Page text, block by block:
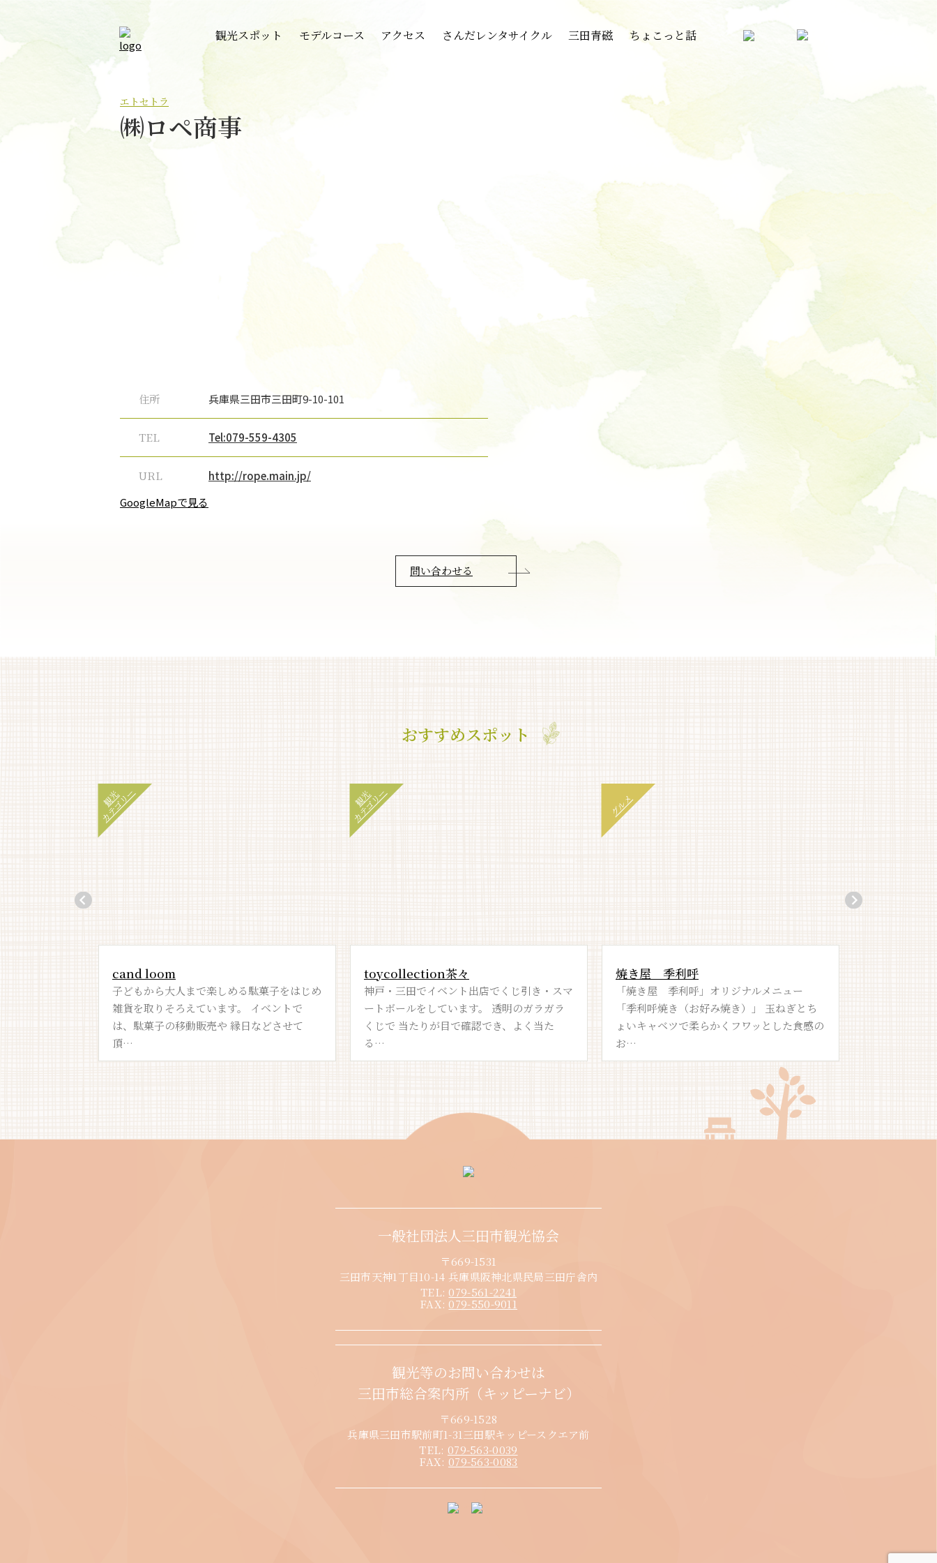
観光スポット モデルコース アクセス さんだレンタサイクル 三田青磁 ちょこっと話
エトセトラ
㈱ロペ商事
住所 兵庫県三田市三田町9-10-101
TEL Tel:079-559-4305
URL
http://rope.main.jp/
GoogleMapで見る
問い合わせる
おすすめスポット
観光
カテゴリー
cand loom
子どもから大人まで楽しめる駄菓子をはじめ
雑貨を取りそろえています。 イベントで
は、駄菓子の移動販売や 縁日などさせて
頂…
観光
カテゴリー
toycollection茶々
神戸・三田でイベント出店でくじ引き・スマ
ートボールをしています。 透明のガラガラ
くじで 当たりが目で確認でき、よく当た
る…
グルメ
焼き屋 季利呼
「焼き屋 季利呼」オリジナルメニュー
「季利呼焼き（お好み焼き）」 玉ねぎとち
ょいキャベツで柔らかくフワッとした食感の
お…
一般社団法人三田市観光協会
〒669-1531
三田市天神1丁目10-14 兵庫県阪神北県民局三田庁舎内
TEL: 079-561-2241
FAX: 079-550-9011
観光等のお問い合わせは
三田市総合案内所（キッピーナビ）
〒669-1528
兵庫県三田市駅前町1-31三田駅キッピースクエア前
TEL: 079-563-0039
FAX: 079-563-0083